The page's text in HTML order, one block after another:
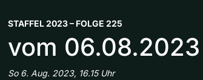
STAFFEL 2023 – FOLGE 225
vom 06.08.2023
So 6. Aug. 2023, 16.15 Uhr